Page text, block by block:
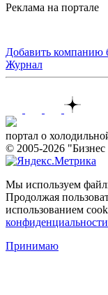
Реклама на портале
Добавить компанию
Журнал
портал о
© 2005-2026
Мы используем
Продолжая
использованием
конфиденциальности
Принимаю